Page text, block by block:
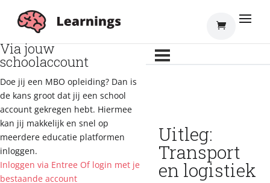
Inloggen
Via jouw
schoolaccount
Doe jij een MBO opleiding? Dan is
de kans groot dat jij een school
account gekregen hebt. Hiermee
kan jij makkelijk en snel op
meerdere educatie platformen
inloggen.
Inloggen via Entree Of login met je
bestaande account
Uitleg:
Transport
en logistiek